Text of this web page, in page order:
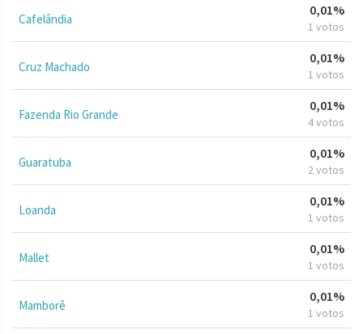
Cafelândia
0,01%
1 votos
Cruz Machado
0,01%
1 votos
Fazenda Rio Grande
0,01%
4 votos
Guaratuba
0,01%
2 votos
Loanda
0,01%
1 votos
Mallet
0,01%
1 votos
Mamborê
0,01%
1 votos